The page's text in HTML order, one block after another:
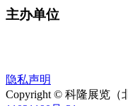
主办单位
隐私声明
Copyright © 科隆展览（